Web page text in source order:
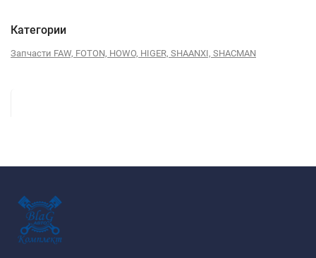
Категории
Запчасти FAW, FOTON, HOWO, HIGER, SHAANXI, SHACMAN